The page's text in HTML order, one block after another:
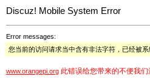
Discuz! Mobile System Error
Error messages:
您当前的访问请求当中含有非法字符，已经被系
www.orangepi.org 此错误给您带来的不便我